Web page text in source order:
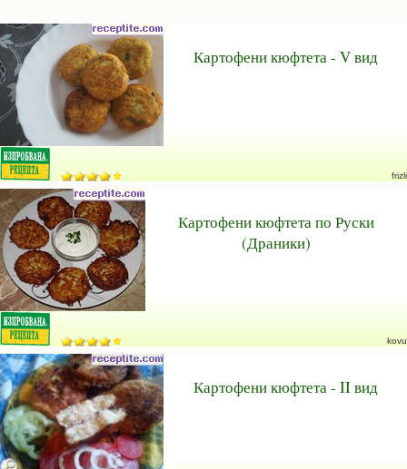
Картофени кюфтета - V вид
frizli
Картофени кюфтета по Руски
(Драники)
kovu
Картофени кюфтета - II вид